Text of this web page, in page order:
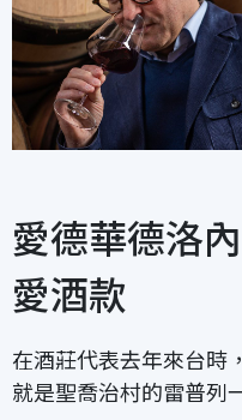
愛德華德洛
愛酒款
在酒莊代表去年來台時
就是聖喬治村的雷普列